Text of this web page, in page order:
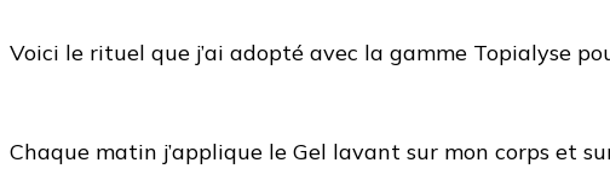
Voici le rituel que j’ai adopté avec la gamme Topialyse
Chaque matin j’applique le Gel lavant sur mon corps et